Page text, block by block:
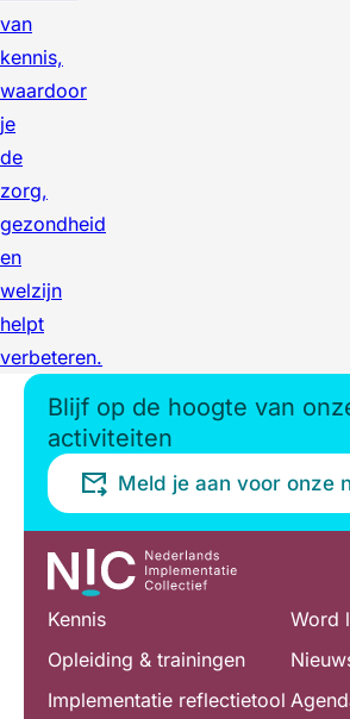
van
kennis,
waardoor
je
de
zorg,
gezondheid
en
welzijn
helpt
verbeteren.
Blijf op de hoogte van
activiteiten
Meld je aan voor onze
Kennis
Opleiding & trainingen
Implementatie reflectietool
Word